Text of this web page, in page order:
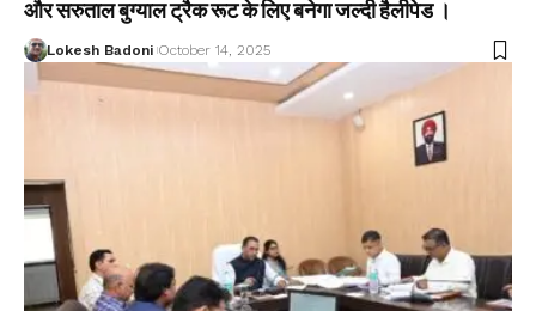
और सरुताल बुग्याल ट्रैक रूट के लिए बनेगा जल्दी हैलीपेड ।
Lokesh Badoni October 14, 2025